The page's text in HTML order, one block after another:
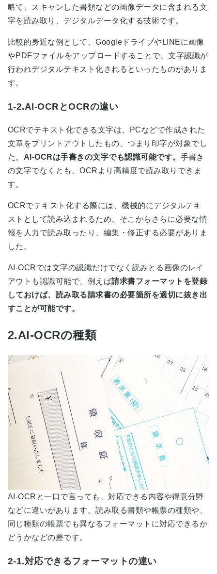
略で、スキャンした書類などの画像データに含まれる文
字を読み取り、デジタルデータ化する技術です。
比較的身近な例として、Google ドライブや LINEに画像
やPDFファイルをアップロードすることで、文字認識が
行われデジタルテキスト化されるといったものがありま
す。
1-2.AI-OCRとOCRの違い
OCRでテキスト化できる文字は、 PCなどで作成された
文章をプリントアウトしたもの、つまり印字が対象でし
た。 AI-OCRは手書きの文字でも認識可能です。 手書き
の文字でなくとも、OCR より高精度で読み取りできま
す。
OCRでテキスト化する際には、機械的にデジタルテキ
ストとして読み込まれるため、そこからさらに必要な情
報を人力で読み取ったり、編集・修正する必要がありま
した。
AI-OCRでは文字の認識だけでなく読みとる画像のレイ
アウトも認識可能で、例えば請求書フォーマットを登録
しておけば、読み取る請求書の必要箇所を適切に抜き出
すことが可能です。
2.AI-OCRの種類
AI-OCR と一口で言っても、対応できる内容や得意分野
などに違いがあります。読み取る書類や帳票の種類や、
同じ種類の帳票でも異なるフォーマットに対応できるか
どうかなどの差です。
2-1.対応できるフォーマットの違い